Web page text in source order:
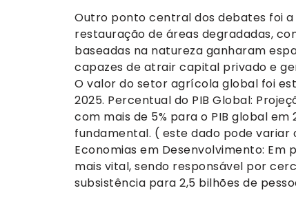
Outro ponto central dos debates foi
restauração de áreas degradadas,
baseadas na natureza ganharam
capazes de atrair capital privado e
O valor do setor agrícola global foi
2025. Percentual do PIB Global:
com mais de 5% para o PIB global
fundamental. ( este dado pode
Economias em Desenvolvimento:
mais vital, sendo responsável por
subsistência para 2,5 bilhões de